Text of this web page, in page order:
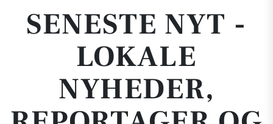
SENESTE NYT -
LOKALE
NYHEDER,